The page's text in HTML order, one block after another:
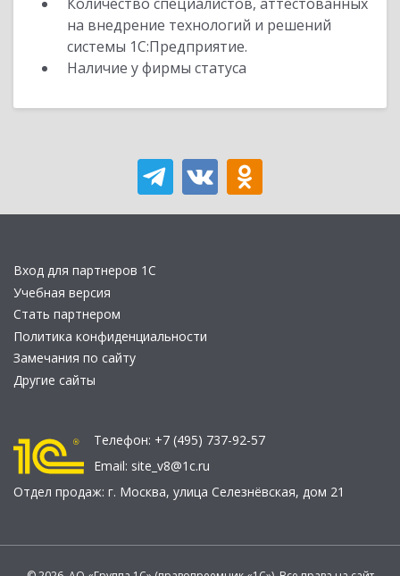
на внедрение технологий и решений
системы 1С:Предприятие.
Наличие у фирмы статуса
Вход для партнеров 1С
Учебная версия
Стать партнером
Политика конфиденциальности
Замечания по сайту
Другие сайты
Телефон: +7 (495) 737-92-57
Email: site_v8@1c.ru
Отдел продаж: г. Москва, улица Селезнёвская, дом 21